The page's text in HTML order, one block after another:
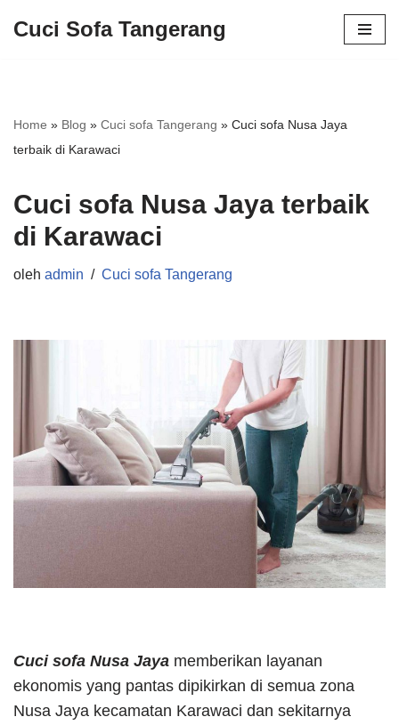
Cuci Sofa Tangerang
Home » Blog » Cuci sofa Tangerang » Cuci sofa Nusa Jaya
terbaik di Karawaci
Cuci sofa Nusa Jaya terbaik
di Karawaci
oleh admin Cuci sofa Tangerang
Cuci sofa Nusa Jaya memberikan layanan
ekonomis yang pantas dipikirkan di semua zona
Nusa Jaya kecamatan Karawaci dan sekitarnya